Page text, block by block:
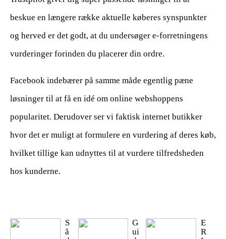
beskue en længere række aktuelle køberes synspunkter
og herved er det godt, at du undersøger e-forretningens
vurderinger forinden du placerer din ordre.
Facebook indebærer på samme måde egentlig pæne
løsninger til at få en idé om online webshoppens
popularitet. Derudover ser vi faktisk internet butikker
hvor det er muligt at formulere en vurdering af deres køb,
hvilket tillige kan udnyttes til at vurdere tilfredsheden
hos kunderne.
S
å
G
ui
E
R